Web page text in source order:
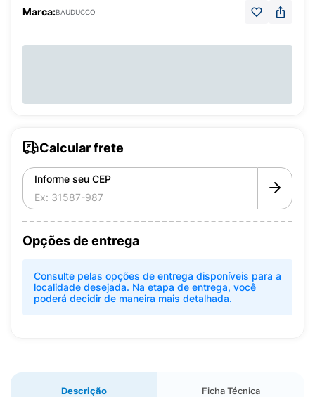
Marca:BAUDUCCO
Calcular frete
Informe seu CEP
Opções de entrega
Consulte pelas opções de entrega disponíveis para a
localidade desejada. Na etapa de entrega, você
poderá decidir de maneira mais detalhada.
Descrição Ficha Técnica